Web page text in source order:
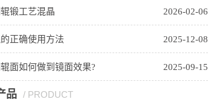
2026-02-06
锻工艺混晶
2025-12-08
正确使用方法
2025-09-15
面如何做到镜面效果?
品 / PRODUCT